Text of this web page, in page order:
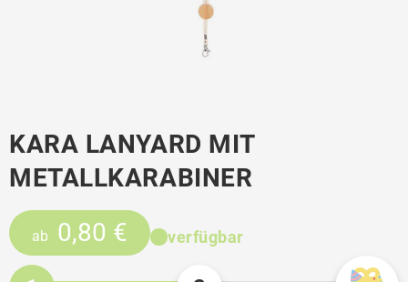
KARA LANYARD MIT
METALLKARABINER
ab 0,80 € verfügbar